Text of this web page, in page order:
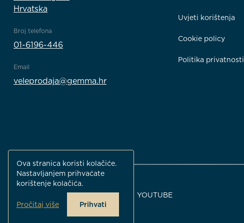
Hrvatska
Broj telefona
01-6196-446
Email
veleprodaja@gemma.hr
Uvjeti korištenja
Cookie policy
Politika privatnosti
INSTAGRAM YOUTUBE
Ova stranica koristi kolačiće.
Nastavljanjem prihvaćate
korištenje kolačića.
Pročitaj više Prihvati